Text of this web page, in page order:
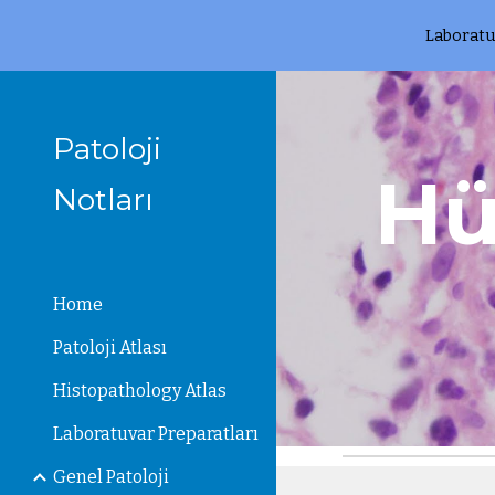
Patoloji
Notları
Home
Patoloji Atlası
Histopathology Atlas
Laboratuvar Preparatları
Genel Patoloji